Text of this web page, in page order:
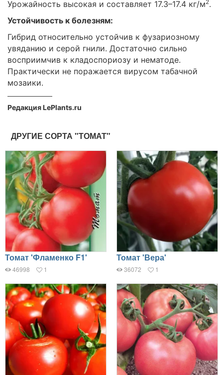
Урожайность высокая и составляет 17.3–17.4 кг/м2.
Устойчивость к болезням:
Гибрид относительно устойчив к фузариозному
увяданию и серой гнили. Достаточно сильно
восприимчив к кладоспориозу и нематоде.
Практически не поражается вирусом табачной
мозаики.
Редакция LePlants.ru
ДРУГИЕ СОРТА "ТОМАТ"
Томат 'Фламенко F1'
46998 1
Томат 'Вера'
36072 1